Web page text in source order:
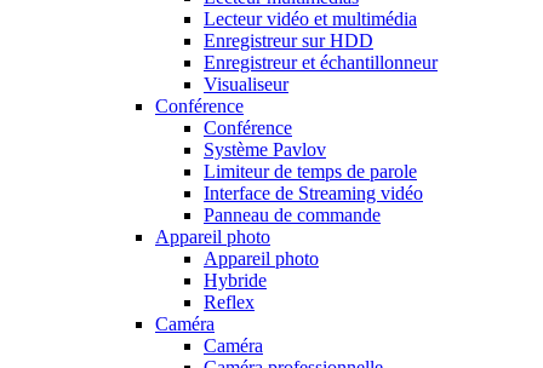
Lecteur vidéo et multimédia
Enregistreur sur HDD
Enregistreur et échantillonneur
Visualiseur
Conférence
Conférence
Système Pavlov
Limiteur de temps de parole
Interface de Streaming vidéo
Panneau de commande
Appareil photo
Appareil photo
Hybride
Reflex
Caméra
Caméra